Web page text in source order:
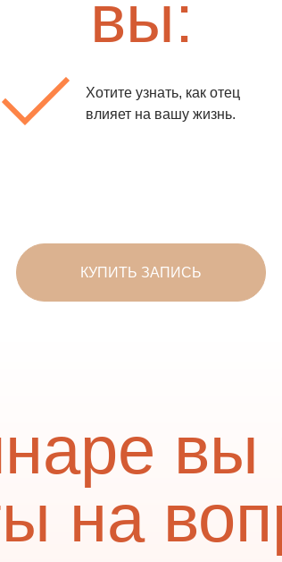
вы:
Хотите узнать, как отец
влияет на вашу жизнь.
КУПИТЬ ЗАПИСЬ
вы
на